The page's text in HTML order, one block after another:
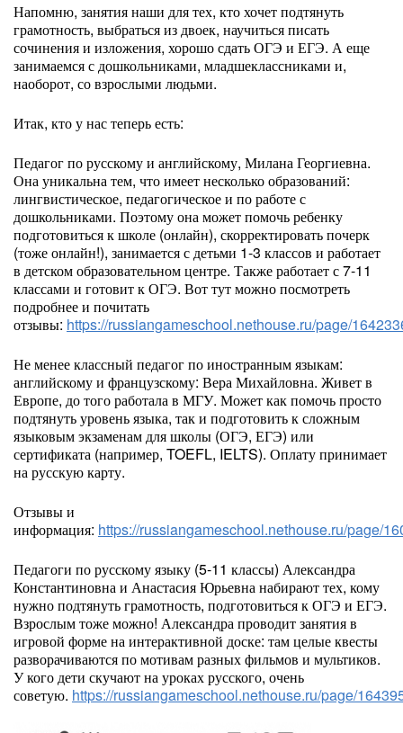
Напомню, занятия наши для тех, кто хочет подтянуть
грамотность, выбраться из двоек, научиться писать
сочинения и изложения, хорошо сдать ОГЭ и ЕГЭ. А еще
занимаемся с дошкольниками, младшеклассниками и,
наоборот, со взрослыми людьми.
Итак, кто у нас теперь есть:
Педагог по русскому и английскому, Милана Георгиевна.
Она уникальна тем, что имеет несколько образований:
лингвистическое, педагогическое и по работе с
дошкольниками. Поэтому она может помочь ребенку
подготовиться к школе (онлайн), скорректировать почерк
(тоже онлайн!), занимается с детьми 1-3 классов и работает
в детском образовательном центре. Также работает с 7-11
классами и готовит к ОГЭ. Вот тут можно посмотреть
подробнее и почитать
отзывы: https://russiangameschool.nethouse.ru/page/
Не менее классный педагог по иностранным языкам:
английскому и французскому: Вера Михайловна. Живет в
Европе, до того работала в МГУ. Может как помочь просто
подтянуть уровень языка, так и подготовить к сложным
языковым экзаменам для школы (ОГЭ, ЕГЭ) или
сертификата (например, TOEFL, IELTS). Оплату принимает
на русскую карту.
Отзывы и
информация: https://russiangameschool.nethouse.ru/page/
Педагоги по русскому языку (5-11 классы) Александра
Константиновна и Анастасия Юрьевна набирают тех, кому
нужно подтянуть грамотность, подготовиться к ОГЭ и ЕГЭ.
Взрослым тоже можно! Александра проводит занятия в
игровой форме на интерактивной доске: там целые квесты
разворачиваются по мотивам разных фильмов и мультиков.
У кого дети скучают на уроках русского, очень
советую. https://russiangameschool.nethouse.ru/page/